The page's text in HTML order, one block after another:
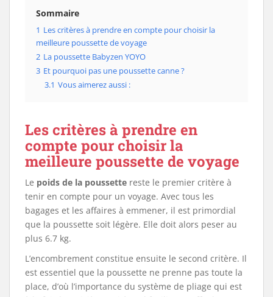
Sommaire
1 Les critères à prendre en compte pour choisir la
meilleure poussette de voyage
2 La poussette Babyzen YOYO
3 Et pourquoi pas une poussette canne ?
3.1 Vous aimerez aussi :
Les critères à prendre en
compte pour choisir la
meilleure poussette de voyage
Le poids de la poussette reste le premier critère à
tenir en compte pour un voyage. Avec tous les
bagages et les affaires à emmener, il est primordial
que la poussette soit légère. Elle doit alors peser au
plus 6.7 kg.
L’encombrement constitue ensuite le second critère. Il
est essentiel que la poussette ne prenne pas toute la
place, d’où l’importance du système de pliage qui est